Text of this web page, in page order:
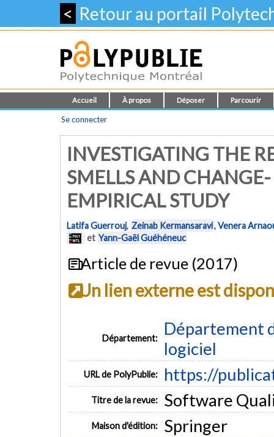
< Retour au portail
Accueil À propos Déposer Parcourir
Se connecter
INVESTIGATING THE
SMELLS AND
EMPIRICAL STUDY
Latifa Guerrouj, Zeinab Kermansaravi,Venera
et Yann-Gaël Guéhéneuc
Article de revue (2017)
Un lien externe est
Département:
Département
logiciel
URL de PolyPublie: https://
Titre de la revue: Software
Maison d'édition: Springer